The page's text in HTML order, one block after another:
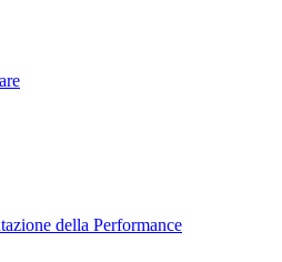
della Performance